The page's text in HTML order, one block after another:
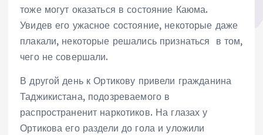
тоже могут оказаться в состояние Каюма.
Увидев его ужасное состояние, некоторые даже
плакали, некоторые решались признаться в том,
чего не совершали.
В другой день к Ортикову привели гражданина
Таджикистана, подозреваемого в
распространенит наркотиков. На глазах у
Ортикова его раздели до гола и уложили